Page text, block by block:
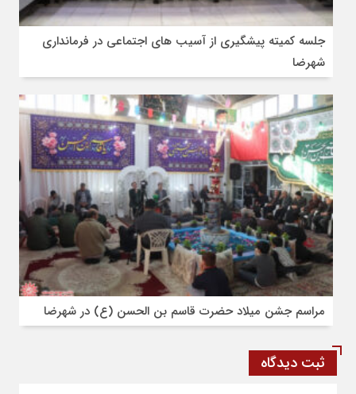
جلسه کمیته پیشگیری از آسیب های اجتماعی در فرمانداری
شهرضا
مراسم جشن میلاد حضرت قاسم بن الحسن (ع) در شهرضا
ثبت دیدگاه